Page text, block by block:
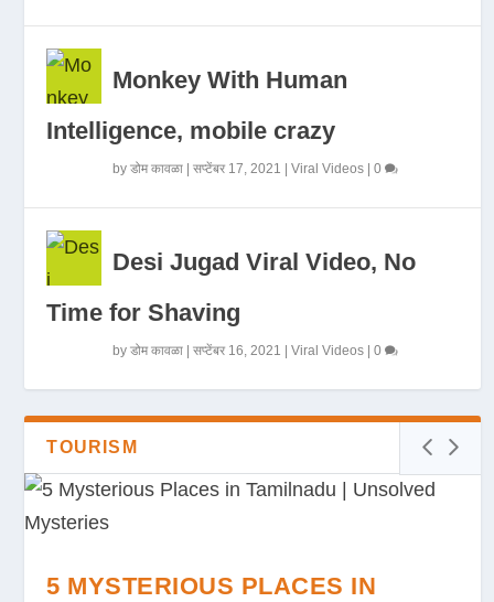
Monkey With Human
Intelligence, mobile crazy
byडोम कावळा |सप्टेंबर 17, 2021 |Viral Videos |0
Desi Jugad Viral Video, No
Time for Shaving
byडोम कावळा |सप्टेंबर 16, 2021 |Viral Videos |0
TOURISM
5 MYSTERIOUS PLACES IN